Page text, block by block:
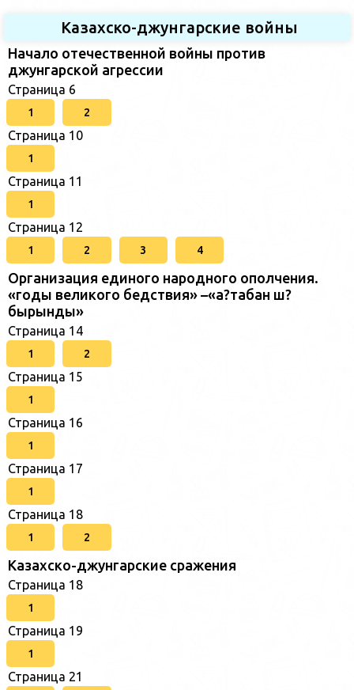
Казахско-джунгарские войны
Начало отечественной войны против
джунгарской агрессии
Страница 6
1 2
Страница 10
1
Страница 11
1
Страница 12
1 2 3 4
Организация единого народного ополчения.
«годы великого бедствия» –«а?табан ш?
бырынды»
Страница 14
1 2
Страница 15
1
Страница 16
1
Страница 17
1
Страница 18
1 2
Казахско-джунгарские сражения
Страница 18
1
Страница 19
1
Страница 21